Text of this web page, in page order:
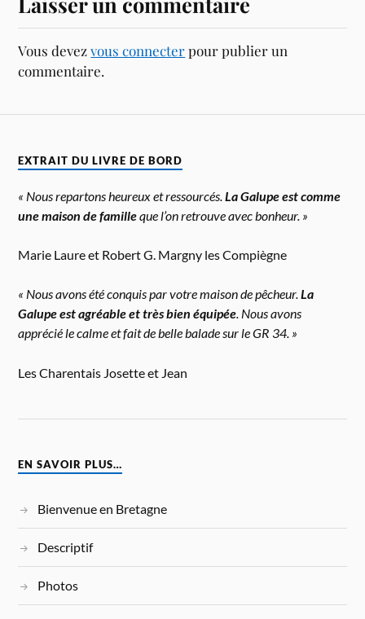
Vous devezvous connecterpour publier un
commentaire.
EXTRAIT DU LIVRE DE BORD
« Nous repartons heureux et ressourcés.La Galupe est comme
une maison de familleque l’on retrouve avec bonheur. »
Marie Laure et Robert G. Margny les Compiègne
« Nous avons été conquis par votre maison de pêcheur.La
Galupe est agréable et très bien équipée. Nous avons
apprécié le calme et fait de belle balade sur le GR 34. »
Les Charentais Josette et Jean
EN SAVOIR PLUS…
Bienvenue en Bretagne
Descriptif
Photos